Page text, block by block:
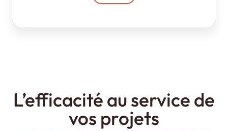
L’efficacité au service de
vos projets